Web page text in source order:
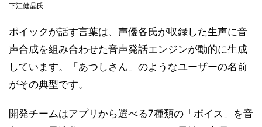
下江健晶氏
ポイックが話す言葉は、声優各氏が収録した生声に音
声合成を組み合わせた音声発話エンジンが動的に生成
しています。「あつしさん」のようなユーザーの名前
がその典型です。
開発チームはアプリから選べる7種類の「ボイス」を音